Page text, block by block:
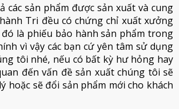
các sản phẩm được sản xuất và cung
Tri đều có chứng chỉ xuất xưởng
là phiếu bảo hành sản phẩm trong
vì vậy các bạn cứ yên tâm sử dụng
tôi nhé, nếu có bất kỳ hư hỏng hay
đến vấn đề sản xuất chúng tôi sẽ
hoặc sẽ đổi sản phẩm mới cho khách